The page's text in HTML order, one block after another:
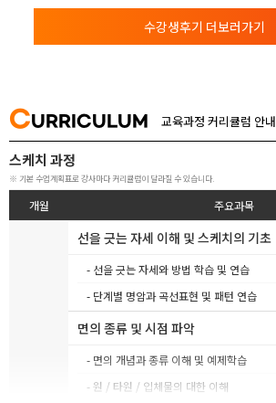
수강생후기 더보러가기
CURRICULUM 교육과정 커리큘럼 안내
스케치 과정
※ 기본 수업계획표로 강사마다 커리큘럼이 달라질 수 있습니다.
개월 주요과목
선을 긋는 자세 이해 및 스케치의 기초
- 선을 긋는 자세와 방법 학습 및 연습
- 단계별 명암과 곡선표현 및 패턴 연습
면의 종류 및 시점 파악
- 면의 개념과 종류 이해 및 예제학습
- 원 / 타원 / 입체물의 대한 이해